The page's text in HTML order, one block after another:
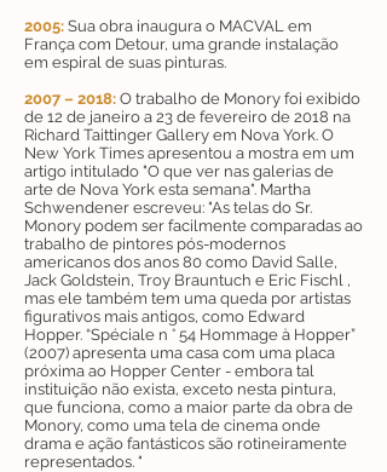
2005: Sua obra inaugura o MACVAL em
França com Detour, uma grande instalação
em espiral de suas pinturas.
2007 – 2018: O trabalho de Monory foi exibido
de 12 de janeiro a 23 de fevereiro de 2018 na
Richard Taittinger Gallery em Nova York. O
New York Times apresentou a mostra em um
artigo intitulado "O que ver nas galerias de
arte de Nova York esta semana". Martha
Schwendener escreveu: "As telas do Sr.
Monory podem ser facilmente comparadas ao
trabalho de pintores pós-modernos
americanos dos anos 80 como David Salle,
Jack Goldstein, Troy Brauntuch e Eric Fischl ,
mas ele também tem uma queda por artistas
figurativos mais antigos, como Edward
Hopper. “Spéciale n ° 54 Hommage à Hopper”
(2007) apresenta uma casa com uma placa
próxima ao Hopper Center - embora tal
instituição não exista, exceto nesta pintura,
que funciona, como a maior parte da obra de
Monory, como uma tela de cinema onde
drama e ação fantásticos são rotineiramente
representados. "